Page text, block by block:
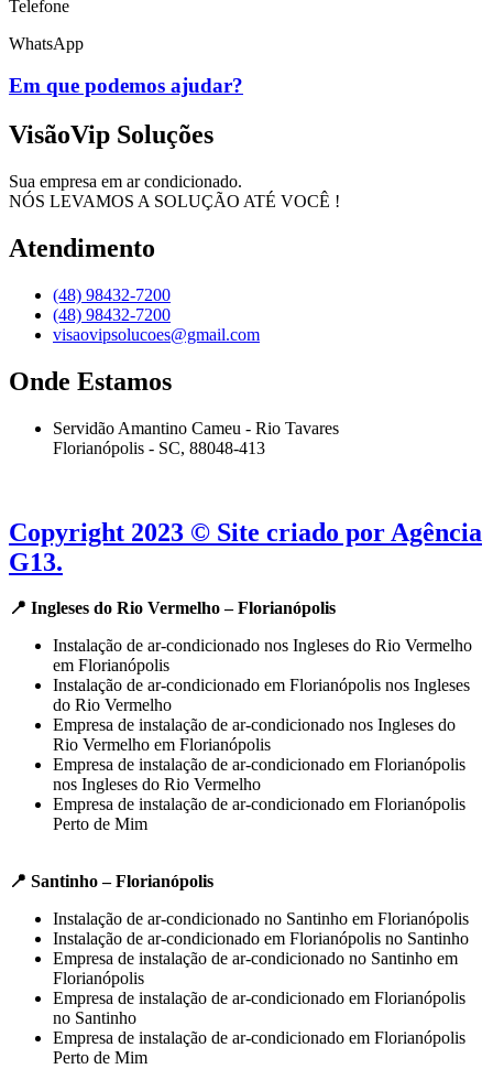
Telefone
WhatsApp
Em que podemos ajudar?
VisãoVip Soluções
Sua empresa em ar condicionado.
NÓS LEVAMOS A SOLUÇÃO ATÉ VOCÊ !
Atendimento
(48) 98432-7200
(48) 98432-7200
visaovipsolucoes@gmail.com
Onde Estamos
Servidão Amantino Cameu - Rio Tavares
Florianópolis - SC, 88048-413
Copyright 2023 © Site criado por Agência
G13.
📍 Ingleses do Rio Vermelho – Florianópolis
Instalação de ar-condicionado nos Ingleses do Rio Vermelho
em Florianópolis
Instalação de ar-condicionado em Florianópolis nos Ingleses
do Rio Vermelho
Empresa de instalação de ar-condicionado nos Ingleses do
Rio Vermelho em Florianópolis
Empresa de instalação de ar-condicionado em Florianópolis
nos Ingleses do Rio Vermelho
Empresa de instalação de ar-condicionado em Florianópolis
Perto de Mim
📍 Santinho – Florianópolis
Instalação de ar-condicionado no Santinho em Florianópolis
Instalação de ar-condicionado em Florianópolis no Santinho
Empresa de instalação de ar-condicionado no Santinho em
Florianópolis
Empresa de instalação de ar-condicionado em Florianópolis
no Santinho
Empresa de instalação de ar-condicionado em Florianópolis
Perto de Mim